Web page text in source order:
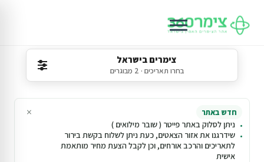
צימרים בישראל
בחרו תאריכים · 2 מבוגרים
חדש באתר
ניתן לסלוק באתר פייטר ( שובר מילואים )
שידרגנו את אזור הצאטים, כעת ניתן לשלוח בקשת בירור
לתאריכים והרכב אורחים, וכן לקבל הצעת מחיר מותאמת
אישית
×